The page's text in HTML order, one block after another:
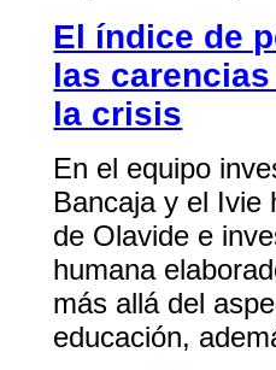
El índice de
las
la crisis
En el equipo
Bancaja y el Ivie
de Olavide e
humana
más allá del
educación,